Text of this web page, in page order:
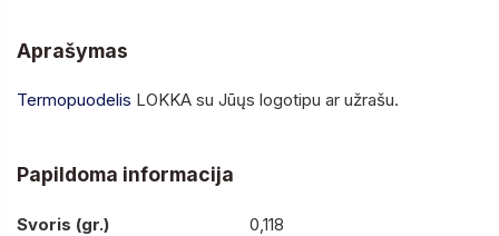
Aprašymas
Termopuodelis LOKKA su Jūųs logotipu ar užrašu.
Papildoma informacija
Svoris (gr.)
0,118